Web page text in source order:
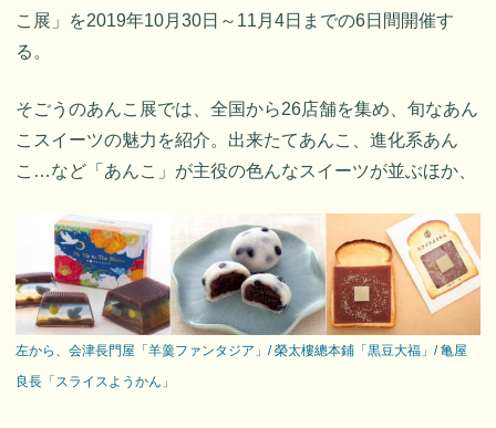
こ展」を2019年10月30日～11月4日までの6日間開催す
る。
そごうのあんこ展では、全国から26店舗を集め、旬なあん
こスイーツの魅力を紹介。出来たてあんこ、進化系あん
こ…など「あんこ」が主役の色んなスイーツが並ぶほか、
左から、会津長門屋「羊羹ファンタジア」/ 榮太樓總本鋪「黒豆大福」/ 亀屋
良長「スライスようかん」